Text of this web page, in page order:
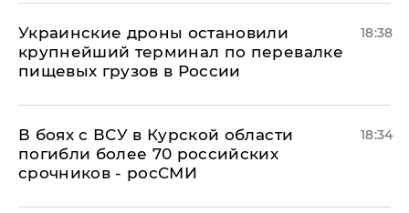
Украинские дроны остановили
крупнейший терминал по перевалке
пищевых грузов в России
18:38
В боях с ВСУ в Курской области
погибли более 70 российских
срочников - росСМИ
18:34